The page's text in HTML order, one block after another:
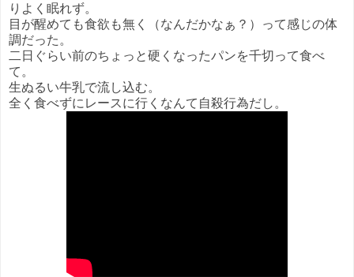
りよく眠れず。
目が醒めても食欲も無く（なんだかなぁ？）って感じの体
調だった。
二日ぐらい前のちょっと硬くなったパンを千切って食べ
て。
生ぬるい牛乳で流し込む。
全く食べずにレースに行くなんて自殺行為だし。